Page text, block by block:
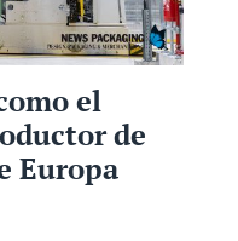
el
de
Europa